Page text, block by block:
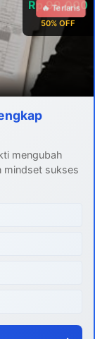
Rp 99.000
50% OFF
🔥 Terlaris
mengubah
mindset sukses